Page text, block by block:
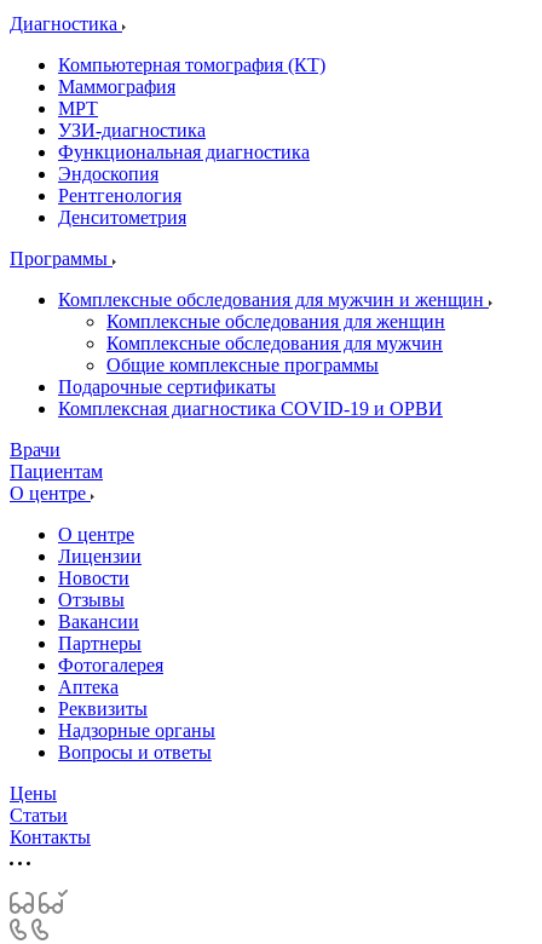
Диагностика
Компьютерная томография (КТ)
Маммография
МРТ
УЗИ-диагностика
Функциональная диагностика
Эндоскопия
Рентгенология
Денситометрия
Программы
Комплексные обследования для мужчин и женщин
Комплексные обследования для женщин
Комплексные обследования для мужчин
Общие комплексные программы
Подарочные сертификаты
Комплексная диагностика COVID-19 и ОРВИ
Врачи
Пациентам
О центре
О центре
Лицензии
Новости
Отзывы
Вакансии
Партнеры
Фотогалерея
Аптека
Реквизиты
Надзорные органы
Вопросы и ответы
Цены
Статьи
Контакты